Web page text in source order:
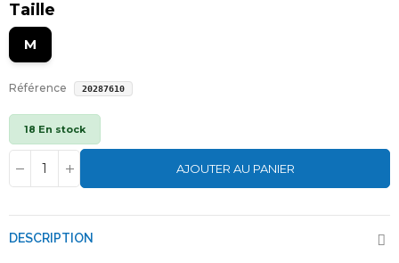
Taille
M
Référence 20287610
18 En stock
AJOUTER AU PANIER
DESCRIPTION